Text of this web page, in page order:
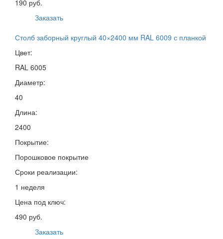
190 руб.
Заказать
Столб заборный круглый 40×2400 мм RAL 6009 с планкой
Цвет:
RAL 6005
Диаметр:
40
Длина:
2400
Покрытие:
Порошковое покрытие
Сроки реализации:
1 неделя
Цена под ключ:
490 руб.
Заказать